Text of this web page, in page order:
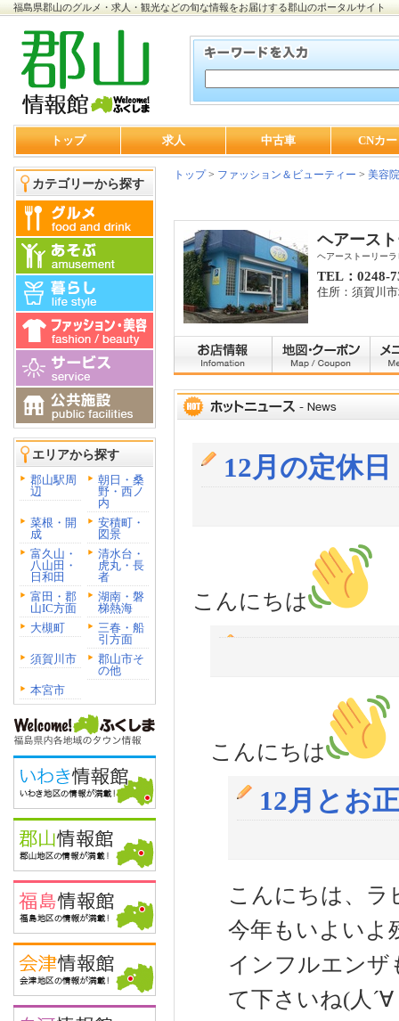
福島県郡山のグルメ・求人・観光などの旬な情報をお届けする郡山のポータルサイト
トップ 求人 中古車 CNカ
カテゴリーから探す
エリアから探す
郡山駅周
辺
朝日・桑
野・西ノ
内
菜根・開
成
安積町・
図景
富久山・
八山田・
日和田
清水台・
虎丸・長
者
富田・郡
山IC方面
湖南・磐
梯熱海
大槻町
三春・船
引方面
須賀川市
郡山市そ
の他
本宮市
トップ> ファッション＆ビューティー > 美容院
ヘアース
ヘアーストーリーラ
TEL：0248-
住所：須賀川
12月の定休日
こんにちは
こんにちは
12月とお
こんにちは、
今年もいよいよ
インフルエンザ
て下さいね(人